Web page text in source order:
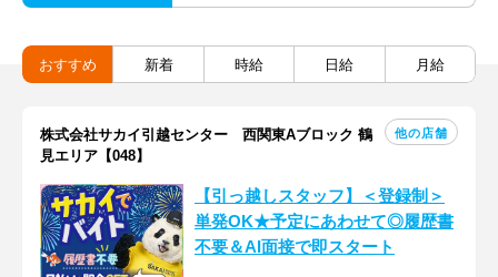
おすすめ 新着 時給 日給 月給
株式会社サカイ引越センター 西関東Aブロック 鶴
見エリア【048】
他の店舗
【引っ越しスタッフ】＜登録制＞
単発OK★予定にあわせて◎履歴書
不要＆AI面接で即スタート